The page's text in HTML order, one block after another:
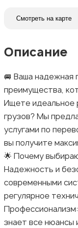
Смотреть на карте
Описание
🚐 Ваша надежная
преимущества,
Ищете идеальное
грузов? Мы
услугами по
вы получите
🌟 Почему
Надежность и
современными
регулярное
знает все нюансы